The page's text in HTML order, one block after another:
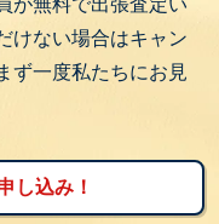
なら思わぬ価格が
限り引き取りさ
金堂へご相談く
が無料で出張査定い
けない場合はキャン
ず一度私たちにお見
し込み！